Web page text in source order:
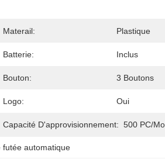
Materail: Plastique
Batterie: Inclus
Bouton: 3 Boutons
Logo: Oui
Capacité D'approvisionnement: 500 PC/
futée automatique